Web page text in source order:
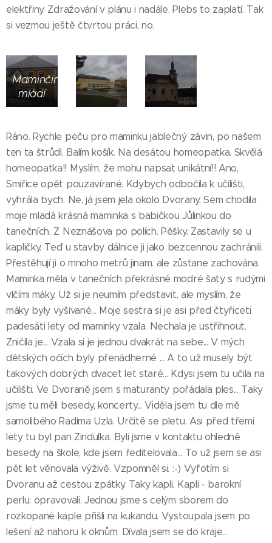
elektřiny. Zdražování v plánu i nadále. Plebs to zaplatí. Tak
si vezmou ještě čtvrtou práci, no.
Maminčino
mládí
Ráno. Rychle peču pro maminku jablečný závin, po našem
ten ta štrůdl. Balím košík. Na desátou homeopatka. Skvělá
homeopatka!! Myslím, že mohu napsat unikátní!! Ano,
Smiřice opět pouzavírané. Kdybych odbočila k učilišti,
vyhrála bych. Ne, já jsem jela okolo Dvorany. Sem chodila
moje mladá krásná maminka s babičkou Jůlinkou do
tanečních. Z Neznášova po polích. Pěšky. Zastavily se u
kapličky. Teď u stavby dálnice ji jako bezcennou zachránili.
Přestěhují ji o mnoho metrů jinam. ale zůstane zachována.
Maminka měla v tanečních překrásné modré šaty s rudými
vlčími máky. Už si je neumím představit, ale myslím, že
máky byly vyšívané... Moje sestra si je asi před čtyřiceti
padesáti lety od maminky vzala. Nechala je ustřihnout.
Zničila je... Vzala si je jednou dvakrát na sebe... V mých
dětských očích byly přenádherné ... A to už musely být
takových dobrých dvacet let staré... Kdysi jsem tu učila na
učilišti. Ve Dvoraně jsem s maturanty pořádala ples... Taky
jsme tu měli besedy, koncerty... Viděla jsem tu dle mě
samolibého Radima Uzla. Určitě se pletu. Asi před třemi
lety tu byl pan Zindulka. Byli jsme v kontaktu ohledně
besedy na škole, kde jsem ředitelovala... To už jsem se asi
pět let věnovala výživě. Vzpomněl si. :-) Vyfotím si
Dvoranu až cestou zpátky. Taky kapli. Kapli - barokní
perlu; opravovali. Jednou jsme s celým sborem do
rozkopané kaple přišli na kukandu. Vystoupala jsem po
lešení až nahoru k oknům. Dívala jsem se do kraje...